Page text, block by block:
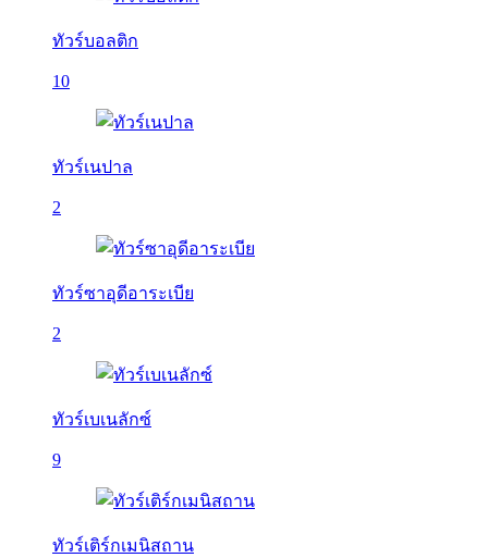
ทัวร์บอลติก
10
ทัวร์เนปาล
2
ทัวร์ซาอุดีอาระเบีย
2
ทัวร์เบเนลักซ์
9
ทัวร์เติร์กเมนิสถาน